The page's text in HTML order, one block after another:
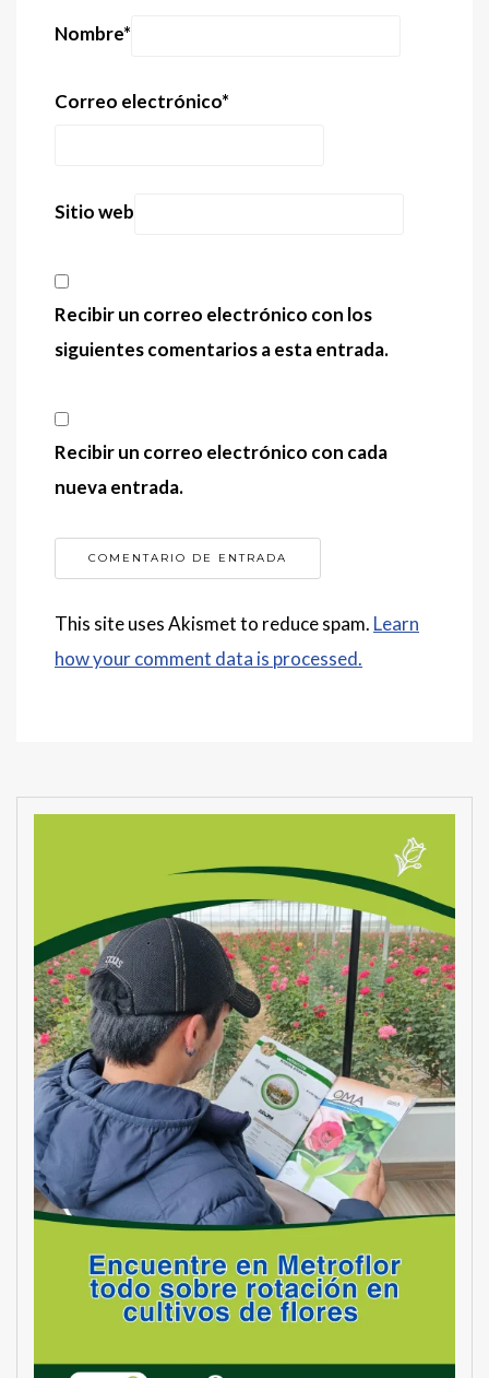
Nombre*
Correo electrónico*
Sitio web
Recibir un correo electrónico con los
siguientes comentarios a esta entrada.
Recibir un correo electrónico con cada
nueva entrada.
This site uses Akismet to reduce spam. Learn
how your comment data is processed.